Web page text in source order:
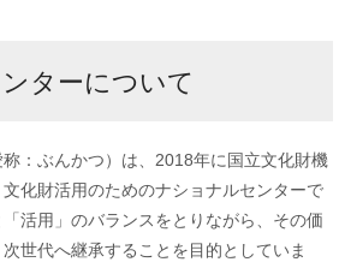
ターについて
：ぶんかつ）は、2018年に国立文化財機
化財活用のためのナショナルセンターで
活用」のバランスをとりながら、その価
世代へ継承することを目的としていま